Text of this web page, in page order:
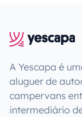
A Yescapa é
aluguer de
campervans
intermediário